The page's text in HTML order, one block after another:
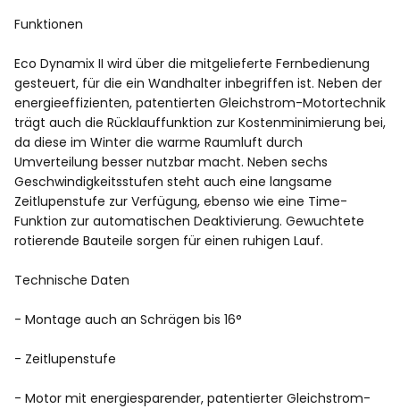
Funktionen
Eco Dynamix II wird über die mitgelieferte Fernbedienung
gesteuert, für die ein Wandhalter inbegriffen ist. Neben der
energieeffizienten, patentierten Gleichstrom-Motortechnik
trägt auch die Rücklauffunktion zur Kostenminimierung bei,
da diese im Winter die warme Raumluft durch
Umverteilung besser nutzbar macht. Neben sechs
Geschwindigkeitsstufen steht auch eine langsame
Zeitlupenstufe zur Verfügung, ebenso wie eine Time-
Funktion zur automatischen Deaktivierung. Gewuchtete
rotierende Bauteile sorgen für einen ruhigen Lauf.
Technische Daten
- Montage auch an Schrägen bis 16°
- Zeitlupenstufe
- Motor mit energiesparender, patentierter Gleichstrom-